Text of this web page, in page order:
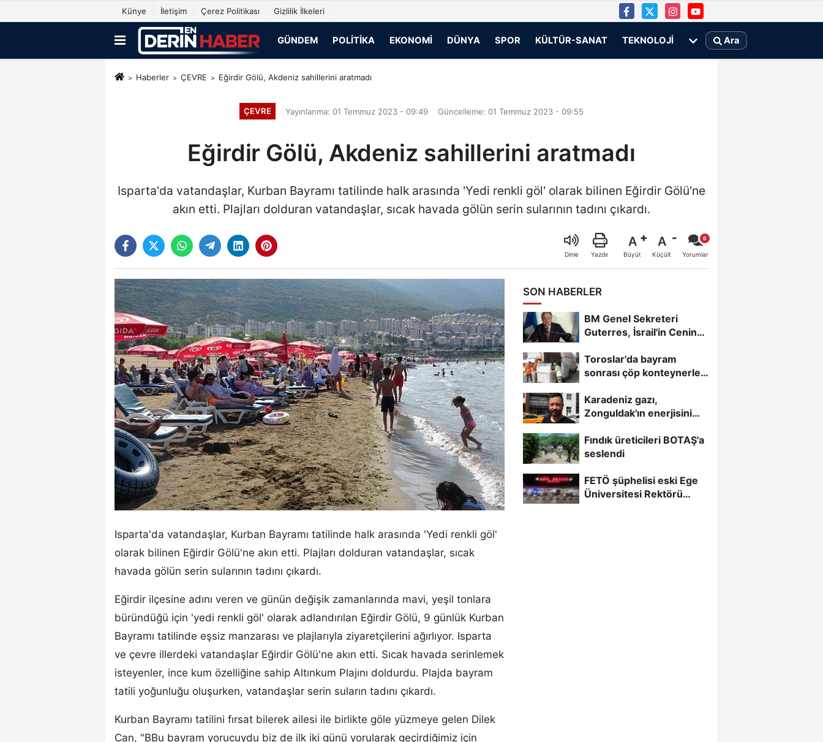
Künye İletişim Çerez Politikası Gizlilik İlkeleri
GÜNDEM POLITIKA EKONOMI DÜNYA SPOR KÜLTÜR-SANAT TEKNOLOJI Ara
Haberler ÇEVRE Eğirdir Gölü, Akdeniz sahillerini aratmadı
ÇEVRE Yayınlanma: 01 Temmuz 2023 - 09:49 Güncelleme: 01 Temmuz 2023 - 09:55
Eğirdir Gölü, Akdeniz sahillerini aratmadı
Isparta'da vatandaşlar, Kurban Bayramı tatilinde halk arasında 'Yedi renkli göl' olarak bilinen Eğirdir Gölü'ne
akın etti. Plajları dolduran vatandaşlar, sıcak havada gölün serin sularının tadını çıkardı.
Dinle Yazdır
A
Büyüt
A
Küçült Yorumlar
Isparta'da vatandaşlar, Kurban Bayramı tatilinde halk arasında 'Yedi renkli göl'
olarak bilinen Eğirdir Gölü'ne akın etti. Plajları dolduran vatandaşlar, sıcak
havada gölün serin sularının tadını çıkardı.
Eğirdir ilçesine adını veren ve günün değişik zamanlarında mavi, yeşil tonlara
büründüğü için 'yedi renkli göl' olarak adlandırılan Eğirdir Gölü, 9 günlük Kurban
Bayramı tatilinde eşsiz manzarası ve plajlarıyla ziyaretçilerini ağırlıyor. Isparta
ve çevre illerdeki vatandaşlar Eğirdir Gölü'ne akın etti. Sıcak havada serinlemek
isteyenler, ince kum özelliğine sahip Altınkum Plajını doldurdu. Plajda bayram
tatili yoğunluğu oluşurken, vatandaşlar serin suların tadını çıkardı.
Kurban Bayramı tatilini fırsat bilerek ailesi ile birlikte göle yüzmeye gelen Dilek
Can, "BBu bayram yorucuydu biz de ilk iki günü yorularak geçirdiğimiz için
SON HABERLER
BM Genel Sekreteri
Guterres, İsrail'in Cenin
Toroslar'da bayram
sonrası çöp konteynerleri
Karadeniz gazı,
Zonguldak'ın enerjisini
Fındık üreticileri BOTAŞ'a
seslendi
FETÖ şüphelisi eski Ege
Üniversitesi Rektörü